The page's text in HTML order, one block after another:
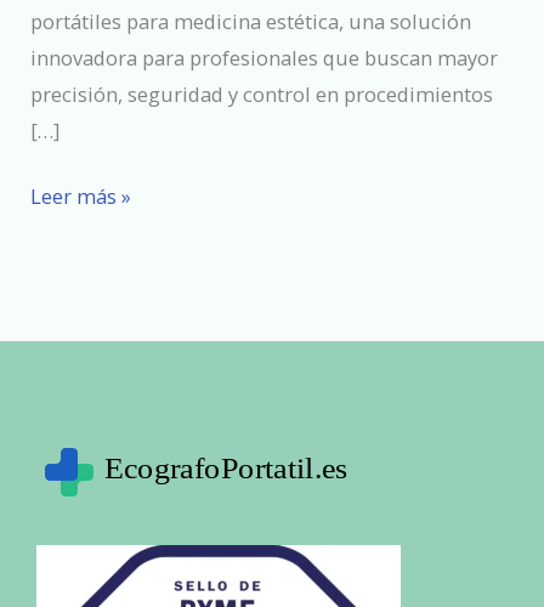
portátiles para medicina estética, una solución
innovadora para profesionales que buscan mayor
precisión, seguridad y control en procedimientos
[…]
Leer más »